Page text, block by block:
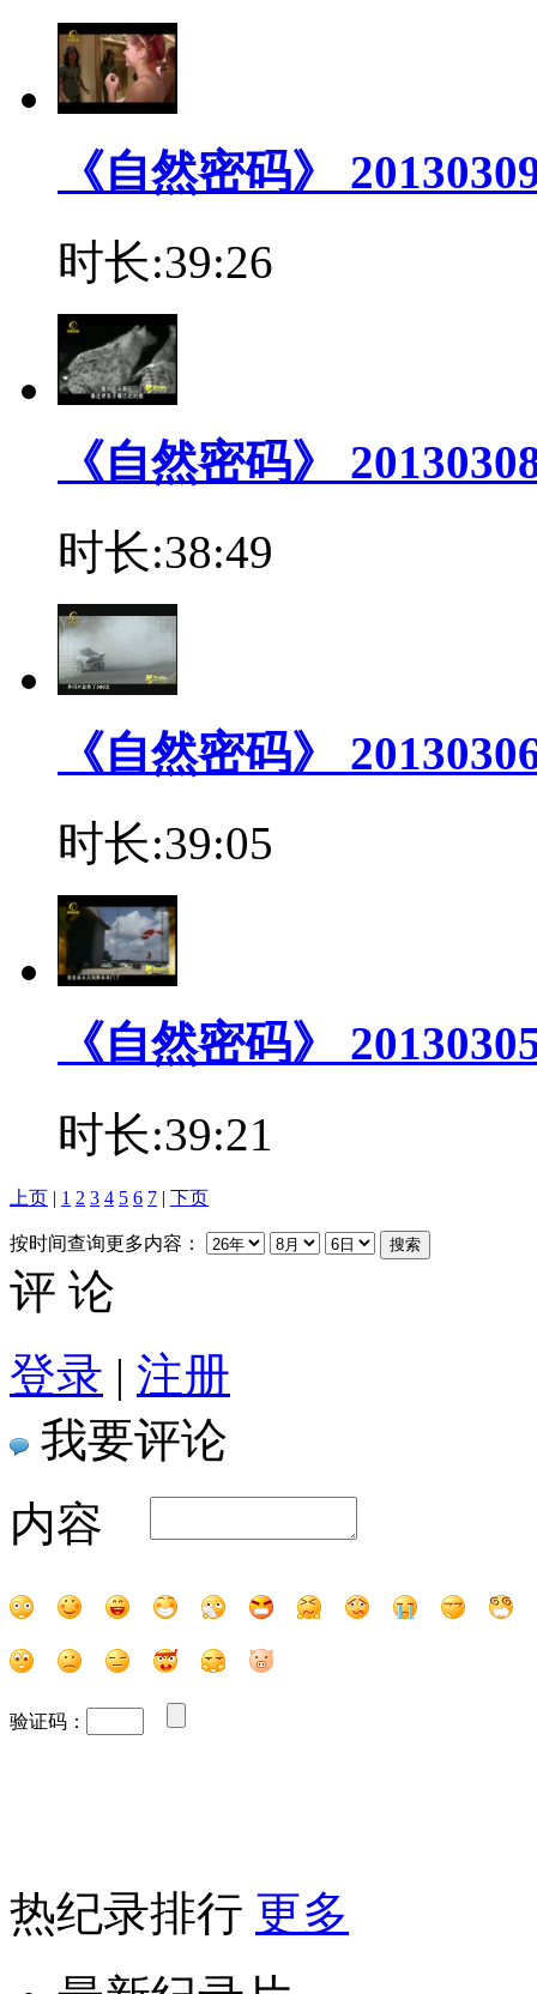
《自然密码》
时长:39:26
《自然密码》
时长:38:49
《自然密码》
时长:39:05
《自然密码》
时长:39:21
上页 | 1 2 3 4 5 6 7 | 下页
按时间查询更多内容：
评 论
登录 | 注册
我要评论
内容
验证码：
热纪录排行 更多